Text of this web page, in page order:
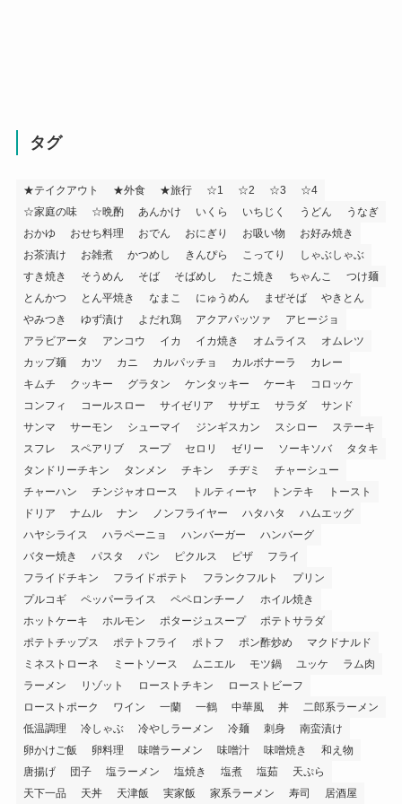
タグ
★テイクアウト ★外食 ★旅行 ☆1 ☆2 ☆3
☆4
☆家庭の味
☆晩酌 あんかけ いくら いちじく うどん
うなぎ
おかゆ
おせち料理 おでん おにぎり お吸い物
お好み焼き
お茶漬け
お雑煮 かつめし きんぴら こってり
しゃぶしゃぶ
すき焼き
そうめん そば そばめし たこ焼き ちゃんこ
つけ麺
とんかつ
とん平焼き なまこ にゅうめん まぜそば
やきとん
やみつき
ゆず漬け よだれ鶏 アクアパッツァ
アヒージョ
アラビアータ
アンコウ イカ イカ焼き オムライス
オムレツ
カップ麺
カツ カニ カルパッチョ カルボナーラ
カレー
キムチ
クッキー グラタン ケンタッキー ケーキ
コロッケ
コンフィ
コールスロー サイゼリア サザエ サラダ
サンド
サンマ
サーモン シューマイ ジンギスカン スシロー
ステーキ
スフレ
スペアリブ スープ セロリ ゼリー ソーキソバ
タタキ
タンドリーチキン
タンメン チキン チヂミ
チャーシュー
チャーハン
チンジャオロース トルティーヤ トンテキ
トースト
ドリア
ナムル ナン ノンフライヤー ハタハタ
ハムエッグ
ハヤシライス
ハラペーニョ ハンバーガー
ハンバーグ
バター焼き
パスタ パン ピクルス ピザ
フライ
フライドチキン
フライドポテト フランクフルト
プリン
プルコギ
ペッパーライス ペペロンチーノ
ホイル焼き
ホットケーキ
ホルモン ポタージュスープ
ポテトサラダ
ポテトチップス
ポテトフライ ポトフ ポン酢炒め
マクドナルド
ミネストローネ
ミートソース ムニエル モツ鍋 ユッケ
ラム肉
ラーメン
リゾット ローストチキン
ローストビーフ
ローストポーク
ワイン 一蘭 一鶴 中華風 丼
二郎系ラーメン
低温調理
冷しゃぶ 冷やしラーメン 冷麺 刺身
南蛮漬け
卵かけご飯
卵料理 味噌ラーメン 味噌汁 味噌焼き
和え物
唐揚げ
団子 塩ラーメン 塩焼き 塩煮 塩茹
天ぷら
天下一品
天丼 天津飯 実家飯 家系ラーメン 寿司 居酒屋